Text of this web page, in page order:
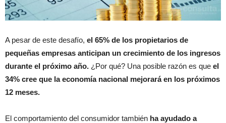
A pesar de este desafío, el 65% de los propietarios de
pequeñas empresas anticipan un crecimiento de los ingresos
durante el próximo año. ¿Por qué? Una posible razón es que el
34% cree que la economía nacional mejorará en los próximos
12 meses.
El comportamiento del consumidor también ha ayudado a